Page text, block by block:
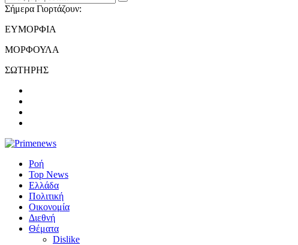
Σήμερα Γιορτάζουν:
ΕΥΜΟΡΦΙΑ
ΜΟΡΦΟΥΛΑ
ΣΩΤΗΡΗΣ
Ροή
Top News
Ελλάδα
Πολιτική
Οικονομία
Διεθνή
Θέματα
Dislike